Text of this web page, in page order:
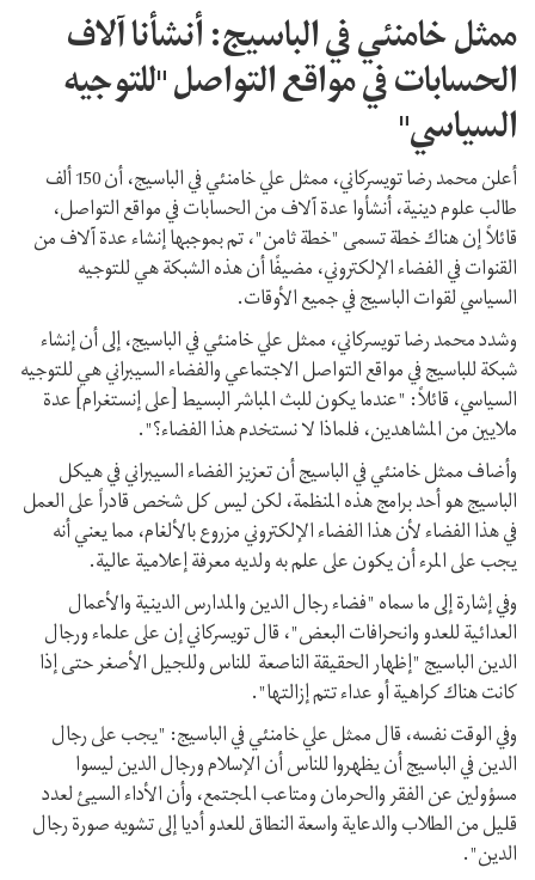
ممثل خامنئي في الباسيج: أنشأنا آلاف
الحسابات في مواقع التواصل "للتوجيه
السياسي"
أعلن محمد رضا تويسركاني، ممثل علي خامنئي في الباسيج، أن 150 ألف
طالب علوم دينية، أنشأوا عدة آلاف من الحسابات في مواقع التواصل،
قائلاً إن هناك خطة تسمى "خطة ثامن"، تم بموجبها إنشاء عدة آلاف من
القنوات في الفضاء الإلكتروني، مضيفًا أن هذه الشبكة هي للتوجيه
السياسي لقوات الباسيج في جميع الأوقات.
وشدد محمد رضا تويسركاني، ممثل علي خامنئي في الباسيج، إلى أن إنشاء
شبكة للباسيج في مواقع التواصل الاجتماعي والفضاء السيبراني هي للتوجيه
السياسي، قائلاً: "عندما يكون للبث المباشر البسيط [على إنستغرام] عدة
ملايين من المشاهدين، فلماذا لا نستخدم هذا الفضاء؟".
وأضاف ممثل خامنئي في الباسيج أن تعزيز الفضاء السيبراني في هيكل
الباسيج هو أحد برامج هذه المنظمة، لكن ليس كل شخص قادراً على العمل
في هذا الفضاء لأن هذا الفضاء الإلكتروني مزروع بالألغام، مما يعني أنه
يجب على المرء أن يكون على علم به ولديه معرفة إعلامية عالية.
وفي إشارة إلى ما سماه "فضاء رجال الدين والمدارس الدينية والأعمال
العدائية للعدو وانحرافات البعض"، قال تويسركاني إن على علماء ورجال
الدين الباسيج "إظهار الحقيقة الناصعة للناس وللجيل الأصغر حتى إذا
كانت هناك كراهية أو عداء تتم إزالتها".
وفي الوقت نفسه، قال ممثل علي خامنئي في الباسيج: "يجب على رجال
الدين في الباسيج أن يظهروا للناس أن الإسلام ورجال الدين ليسوا
مسؤولين عن الفقر والحرمان ومتاعب المجتمع، وأن الأداء السيئ لعدد
قليل من الطلاب والدعاية واسعة النطاق للعدو أديا إلى تشويه صورة رجال
الدين".